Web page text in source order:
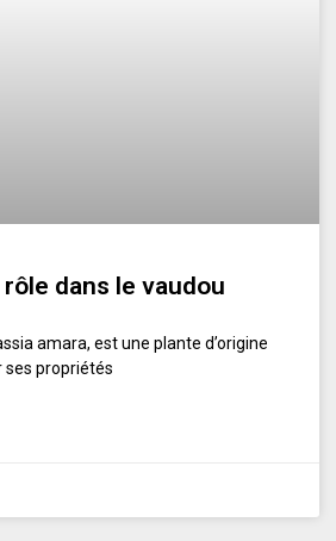
dans le vaudou
amara, est une plante d’origine
ses propriétés